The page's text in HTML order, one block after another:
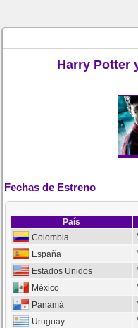
Harry Potter
Fechas de Estreno
País
Colombia
España
Estados Unidos
México
Panamá
Uruguay